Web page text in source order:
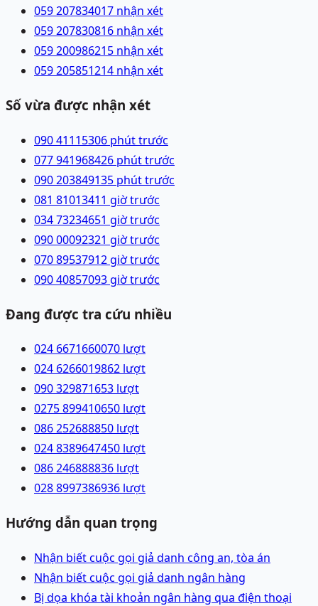
059 207834017 nhận xét
059 207830816 nhận xét
059 200986215 nhận xét
059 205851214 nhận xét
Số vừa được nhận xét
090 41115306 phút trước
077 941968426 phút trước
090 203849135 phút trước
081 81013411 giờ trước
034 73234651 giờ trước
090 00092321 giờ trước
070 89537912 giờ trước
090 40857093 giờ trước
Đang được tra cứu nhiều
024 6671660070 lượt
024 6266019862 lượt
090 329871653 lượt
0275 899410650 lượt
086 252688850 lượt
024 8389647450 lượt
086 246888836 lượt
028 8997386936 lượt
Hướng dẫn quan trọng
Nhận biết cuộc gọi giả danh công an, tòa án
Nhận biết cuộc gọi giả danh ngân hàng
Bị dọa khóa tài khoản ngân hàng qua điện thoại